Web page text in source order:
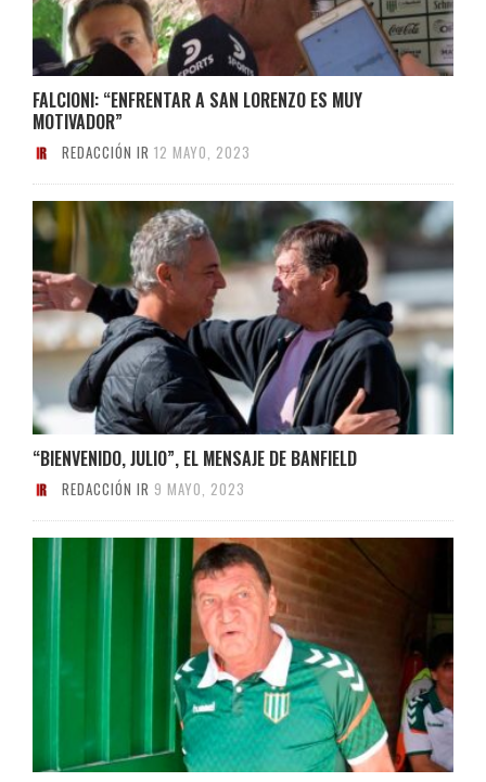
FALCIONI: “ENFRENTAR A SAN LORENZO ES MUY
MOTIVADOR”
REDACCIÓN IR 12 MAYO, 2023
“BIENVENIDO, JULIO”, EL MENSAJE DE BANFIELD
REDACCIÓN IR 9 MAYO, 2023